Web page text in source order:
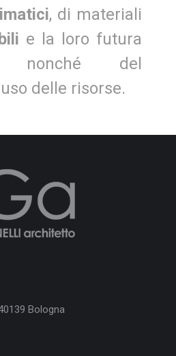
, di materiali
e la loro futura
del
delle risorse.
Bologna